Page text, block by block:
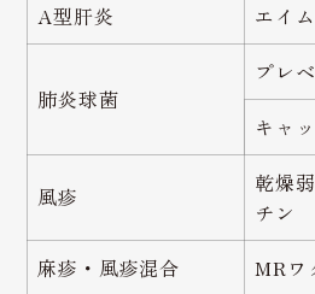
A型肝炎
エイ
肺炎球菌
プレ
キャ
風疹
乾燥
チン
麻疹・風疹混合 MRワ